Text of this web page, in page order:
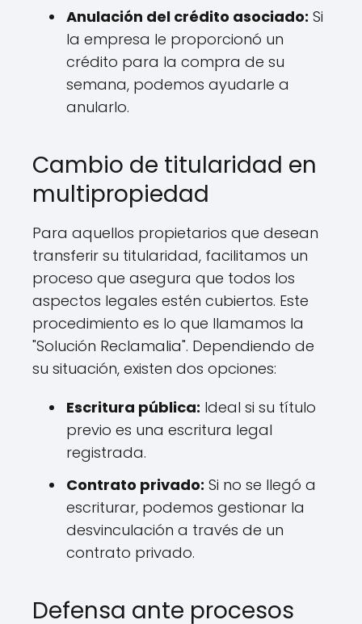
Anulación del crédito asociado: Si
la empresa le proporcionó un
crédito para la compra de su
semana, podemos ayudarle a
anularlo.
Cambio de titularidad en
multipropiedad
Para aquellos propietarios que desean
transferir su titularidad, facilitamos un
proceso que asegura que todos los
aspectos legales estén cubiertos. Este
procedimiento es lo que llamamos la
"Solución Reclamalia". Dependiendo de
su situación, existen dos opciones:
Escritura pública: Ideal si su título
previo es una escritura legal
registrada.
Contrato privado: Si no se llegó a
escriturar, podemos gestionar la
desvinculación a través de un
contrato privado.
Defensa ante procesos